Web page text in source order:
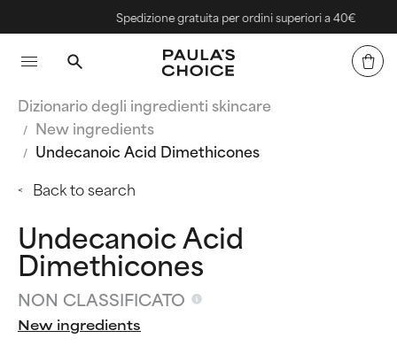
Spedizione gratuita per ordini superiori a 40€
Dizionario degli ingredienti skincare
New ingredients
Undecanoic Acid Dimethicones
Back to search
Undecanoic Acid
Dimethicones
NON CLASSIFICATO
New ingredients